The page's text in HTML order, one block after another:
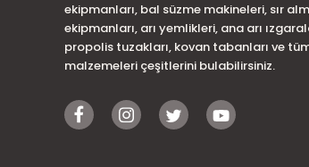
ekipmanları, bal süzme makineleri, sır
ekipmanları, arı yemlikleri, ana arı
propolis tuzakları, kovan tabanları ve tüm
malzemeleri çeşitlerini bulabilirsiniz.